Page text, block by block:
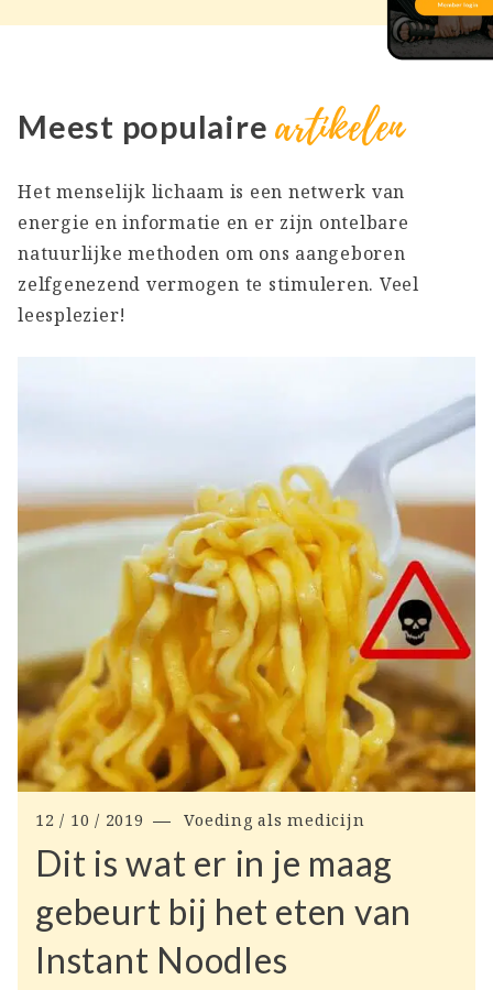
Meest populaire artikelen
Het menselijk lichaam is een netwerk van
energie en informatie en er zijn ontelbare
natuurlijke methoden om ons aangeboren
zelfgenezend vermogen te stimuleren. Veel
leesplezier!
12 / 10 / 2019 Voeding als medicijn
Dit is wat er in je maag
gebeurt bij het eten van
Instant Noodles